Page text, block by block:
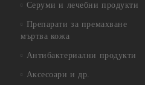
Серуми и лечебни продукти
Препарати за премахване
мъртва кожа
Антибактериални продукти
Аксесоари и др.